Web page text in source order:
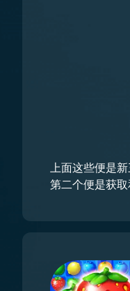
上面这些便是
第二个便是获取